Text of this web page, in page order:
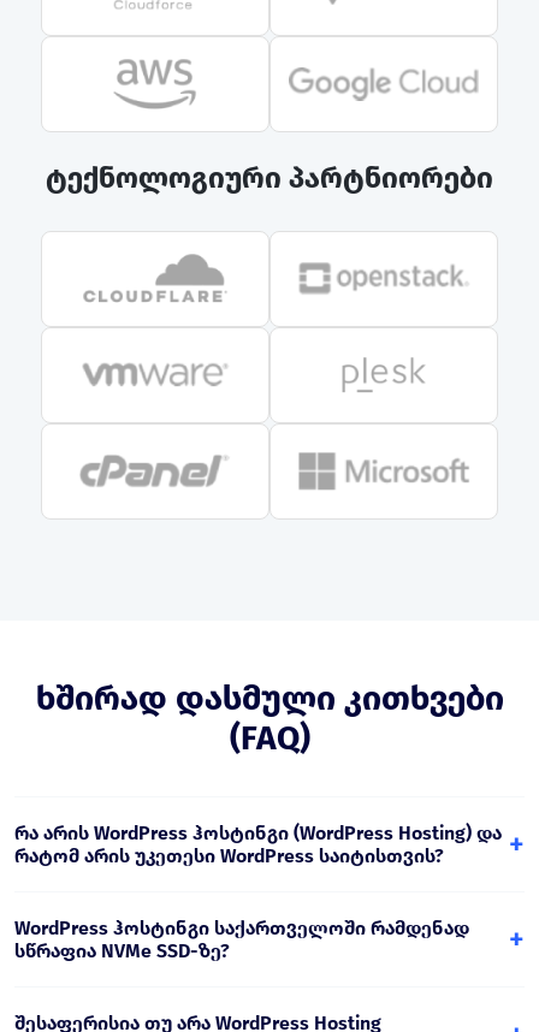
ტექნოლოგიური პარტნიორები
ხშირად დასმული კითხვები
(FAQ)
რა არის WordPress ჰოსტინგი (WordPress Hosting) და
რატომ არის უკეთესი WordPress საიტისთვის?
+
მორგებული ჰოსტინგი, სადაც ქეშირება, PHP
პარამეტრები, უსაფრთხოება და მართვის
WordPress ჰოსტინგი საქართველოში რამდენად
სწრაფია NVMe SSD-ზე?
+
ამცირებს WordPress-ის გვერდების ჩატვირთვის
შესაფერისია თუ არა WordPress Hosting